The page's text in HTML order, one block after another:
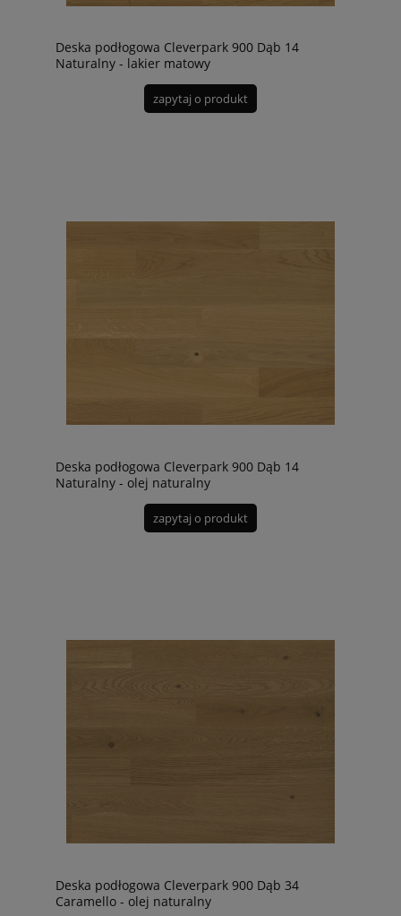
Deska podłogowa Cleverpark 900 Dąb 14
Naturalny - lakier matowy
zapytaj o produkt
Deska podłogowa Cleverpark 900 Dąb 14
Naturalny - olej naturalny
zapytaj o produkt
Deska podłogowa Cleverpark 900 Dąb 34
Caramello - olej naturalny